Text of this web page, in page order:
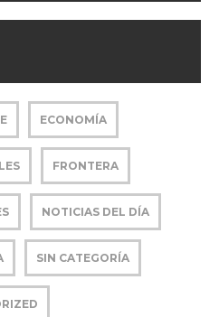
ECONOMÍA
FRONTERA
NOTICIAS DEL DÍA
SIN CATEGORÍA